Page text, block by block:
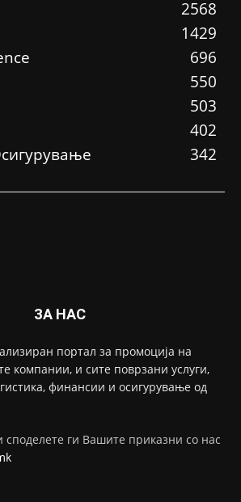
2568
1429
696
550
503
402
342
ЗА НАС
портал за промоција на
компании, и сите поврзани услуги,
финансии и осигурување од
споделете ги Вашите приказни со нас